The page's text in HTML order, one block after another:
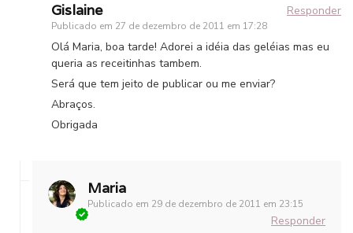
Gislaine
Publicado em 27 de dezembro de 2011 em 17:28
Responder
Olá Maria, boa tarde! Adorei a idéia das geléias mas eu
queria as receitinhas tambem.
Será que tem jeito de publicar ou me enviar?
Abraços.
Obrigada
Maria
Publicado em 29 de dezembro de 2011 em 23:15
Responder